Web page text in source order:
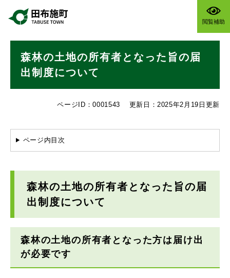
閲覧補助
森林の土地の所有者となった旨の届
出制度について
ページID：0001543 更新日：2025年2月19日更新
ページ内目次
森林の土地の所有者となった旨の届
出制度について
森林の土地の所有者となった方は届け出
が必要です